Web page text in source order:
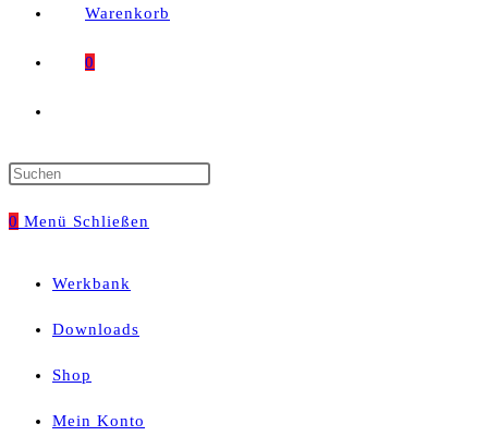
Warenkorb
0
Suche
0 Menü Schließen
Werkbank
Downloads
Shop
Mein Konto